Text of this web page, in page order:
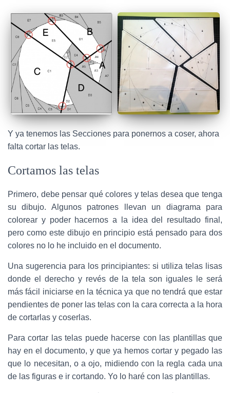
Y ya tenemos las Secciones para ponernos a coser, ahora
falta cortar las telas.
Cortamos las telas
Primero, debe pensar qué colores y telas desea que tenga
su dibujo. Algunos patrones llevan un diagrama para
colorear y poder hacernos a la idea del resultado final,
pero como este dibujo en principio está pensado para dos
colores no lo he incluido en el documento.
Una sugerencia para los principiantes: si utiliza telas lisas
donde el derecho y revés de la tela son iguales le será
más fácil iniciarse en la técnica ya que no tendrá que estar
pendientes de poner las telas con la cara correcta a la hora
de cortarlas y coserlas.
Para cortar las telas puede hacerse con las plantillas que
hay en el documento, y que ya hemos cortar y pegado las
que lo necesitan, o a ojo, midiendo con la regla cada una
de las figuras e ir cortando. Yo lo haré con las plantillas.